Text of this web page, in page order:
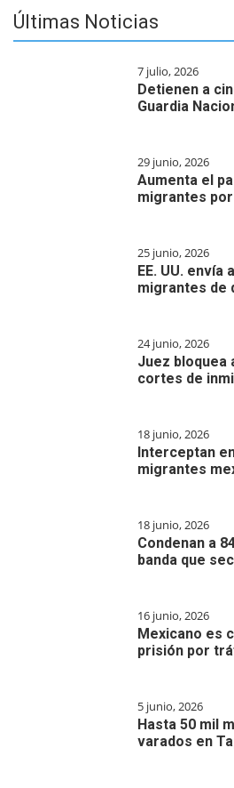
Últimas Noticias
7 julio, 2026
Detienen a
Guardia
29 junio, 2026
Aumenta el
migrantes
25 junio, 2026
EE. UU. envía
migrantes de
24 junio, 2026
Juez bloquea
cortes de
18 junio, 2026
Interceptan
migrantes
18 junio, 2026
Condenan a
banda que
16 junio, 2026
Mexicano es
prisión por
5 junio, 2026
Hasta 50 mil
varados en